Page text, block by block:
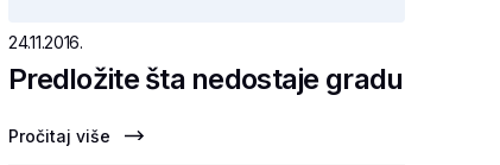
24.11.2016.
Predložite šta nedostaje gradu
Pročitaj više